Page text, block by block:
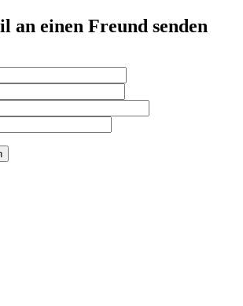
an einen Freund senden